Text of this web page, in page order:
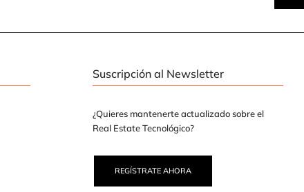
Suscripción al Newsletter
¿Quieres mantenerte actualizado sobre el
Real Estate Tecnológico?
REGÍSTRATE AHORA